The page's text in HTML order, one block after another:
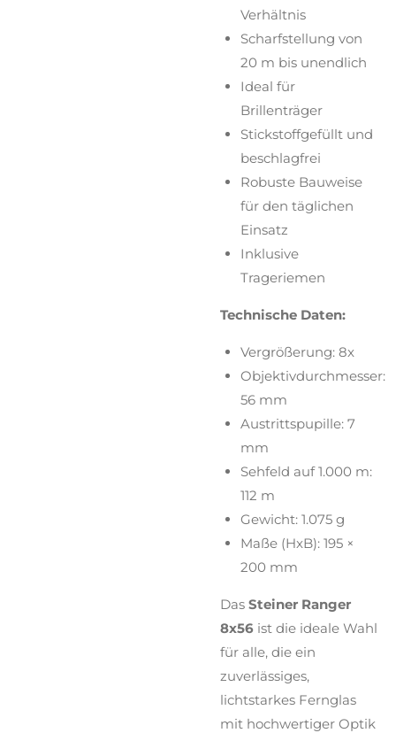
Verhältnis
Scharfstellung von
20 m bis unendlich
Ideal für
Brillenträger
Stickstoffgefüllt und
beschlagfrei
Robuste Bauweise
für den täglichen
Einsatz
Inklusive
Trageriemen
Technische Daten:
Vergrößerung: 8x
Objektivdurchmesser:
56 mm
Austrittspupille: 7
mm
Sehfeld auf 1.000 m:
112 m
Gewicht: 1.075 g
Maße (HxB): 195 ×
200 mm
Das Steiner Ranger
8x56 ist die ideale Wahl
für alle, die ein
zuverlässiges,
lichtstarkes Fernglas
mit hochwertiger Optik